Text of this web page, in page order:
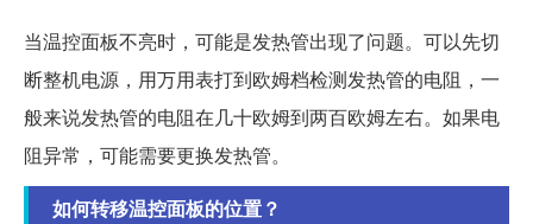
当温控面板不亮时，可能是发热管出现了问题。可以先切
断整机电源，用万用表打到欧姆档检测发热管的电阻，一
般来说发热管的电阻在几十欧姆到两百欧姆左右。如果电
阻异常，可能需要更换发热管。
如何转移温控面板的位置？